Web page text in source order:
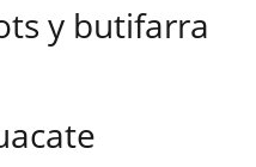
y butifarra